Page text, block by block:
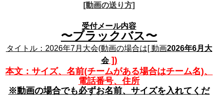
[動画の送り方]
受付メール内容
〜ブラックバス〜
タイトル：2026年7月大会(動画の場合は[ 動画2026年6月大
会])
本文：サイズ、名前(チームがある場合はチーム名)、
電話番号、住所
※動画の場合でも必ずお名前、サイズを入れてくだ